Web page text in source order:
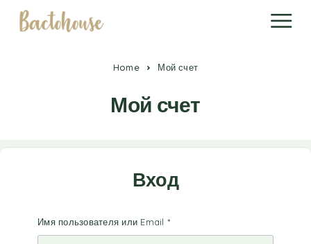
Home Мой счет
Мой счет
Вход
Имя пользователя или Email*